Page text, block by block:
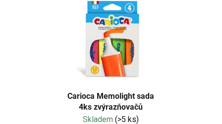
Carioca Memolight sada
4ks zvýrazňovačů
Skladem (>5 ks)